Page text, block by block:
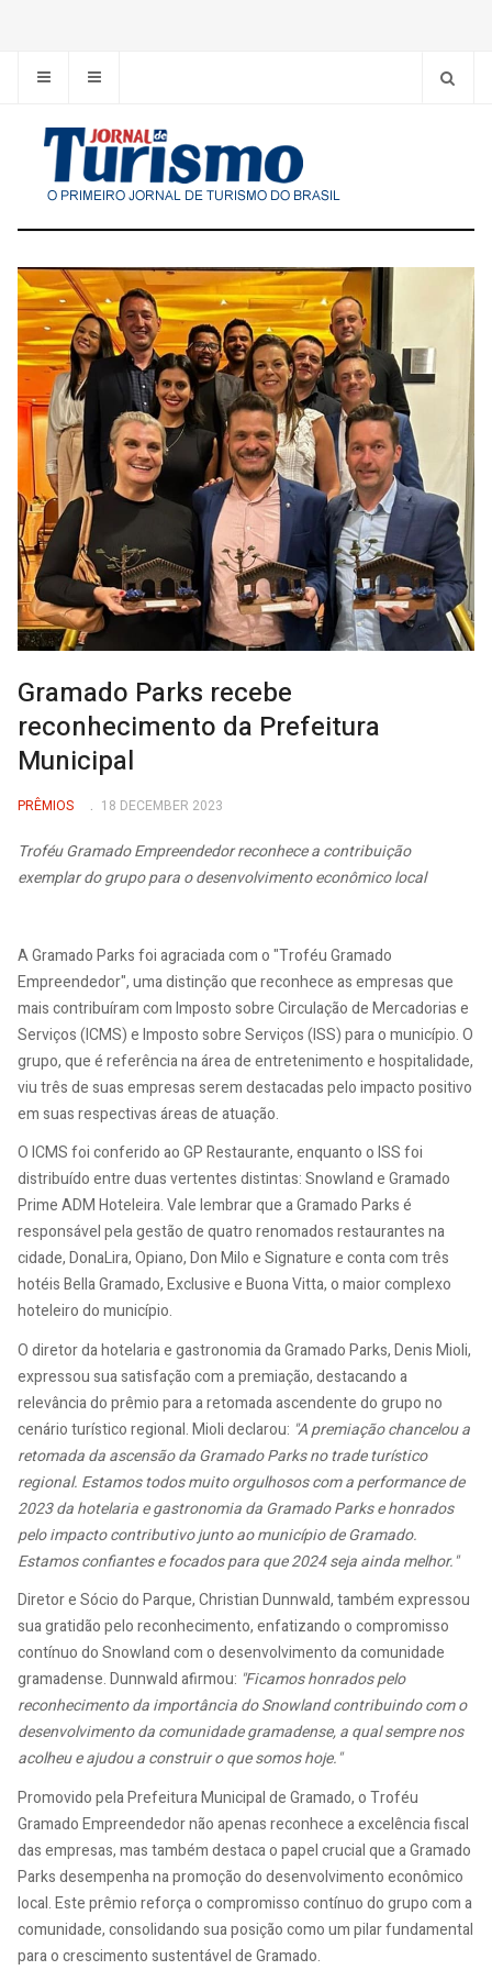
Gramado Parks recebe
reconhecimento da Prefeitura
Municipal
PRÊMIOS 18 DECEMBER 2023
Troféu Gramado Empreendedor reconhece a contribuição
exemplar do grupo para o desenvolvimento econômico local
A Gramado Parks foi agraciada com o "Troféu Gramado
Empreendedor", uma distinção que reconhece as empresas que
mais contribuíram com Imposto sobre Circulação de Mercadorias e
Serviços (ICMS) e Imposto sobre Serviços (ISS) para o município. O
grupo, que é referência na área de entretenimento e hospitalidade,
viu três de suas empresas serem destacadas pelo impacto positivo
em suas respectivas áreas de atuação.
O ICMS foi conferido ao GP Restaurante, enquanto o ISS foi
distribuído entre duas vertentes distintas: Snowland e Gramado
Prime ADM Hoteleira. Vale lembrar que a Gramado Parks é
responsável pela gestão de quatro renomados restaurantes na
cidade, DonaLira, Opiano, Don Milo e Signature e conta com três
hotéis Bella Gramado, Exclusive e Buona Vitta, o maior complexo
hoteleiro do município.
O diretor da hotelaria e gastronomia da Gramado Parks, Denis Mioli,
expressou sua satisfação com a premiação, destacando a
relevância do prêmio para a retomada ascendente do grupo no
cenário turístico regional. Mioli declarou: "A premiação chancelou a
retomada da ascensão da Gramado Parks no trade turístico
regional. Estamos todos muito orgulhosos com a performance de
2023 da hotelaria e gastronomia da Gramado Parks e honrados
pelo impacto contributivo junto ao município de Gramado.
Estamos confiantes e focados para que 2024 seja ainda melhor."
Diretor e Sócio do Parque, Christian Dunnwald, também expressou
sua gratidão pelo reconhecimento, enfatizando o compromisso
contínuo do Snowland com o desenvolvimento da comunidade
gramadense. Dunnwald afirmou: "Ficamos honrados pelo
reconhecimento da importância do Snowland contribuindo com o
desenvolvimento da comunidade gramadense, a qual sempre nos
acolheu e ajudou a construir o que somos hoje."
Promovido pela Prefeitura Municipal de Gramado, o Troféu
Gramado Empreendedor não apenas reconhece a excelência fiscal
das empresas, mas também destaca o papel crucial que a Gramado
Parks desempenha na promoção do desenvolvimento econômico
local. Este prêmio reforça o compromisso contínuo do grupo com a
comunidade, consolidando sua posição como um pilar fundamental
para o crescimento sustentável de Gramado.